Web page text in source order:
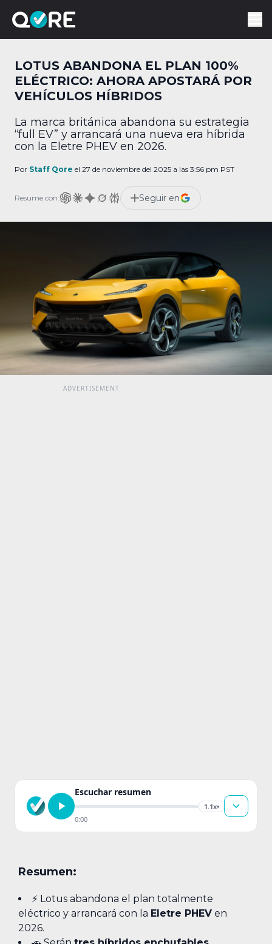
LOTUS ABANDONA EL PLAN 100%
ELÉCTRICO: AHORA APOSTARÁ POR
VEHÍCULOS HÍBRIDOS
La marca británica abandona su estrategia
“full EV” y arrancará una nueva era híbrida
con la Eletre PHEV en 2026.
Por Staff Qore el 27 de noviembre del 2025 a las 3:56 pm PST
Resume con: Seguir en
Escuchar resumen
1.1x▾
0:00
Resumen:
⚡ Lotus abandona el plan totalmente
eléctrico y arrancará con la Eletre PHEV en
2026.